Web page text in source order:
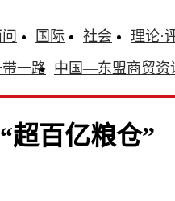
国际 社会 理论·
一路 中国—东盟商贸资
超百亿粮仓”